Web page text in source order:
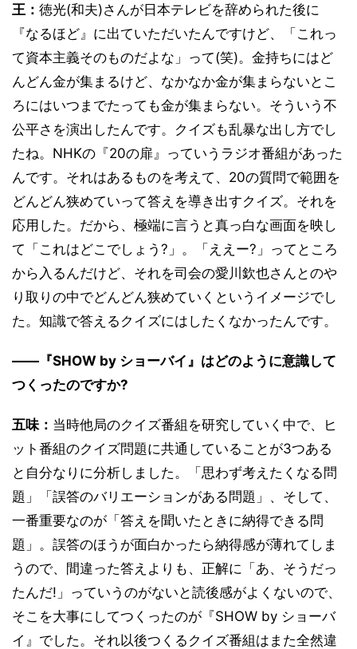
王： 徳光(和夫)さんが日本テレビを辞められた後に
『なるほど』に出ていただいたんですけど、「これっ
て資本主義そのものだよな」って(笑)。金持ちにはど
んどん金が集まるけど、なかなか金が集まらないとこ
ろにはいつまでたっても金が集まらない。そういう不
公平さを演出したんです。クイズも乱暴な出し方でし
たね。NHKの『20の扉』っていうラジオ番組があった
んです。それはあるものを考えて、20の質問で範囲を
どんどん狭めていって答えを導き出すクイズ。それを
応用した。だから、極端に言うと真っ白な画面を映し
て「これはどこでしょう?」。「ええー?」ってところ
から入るんだけど、それを司会の愛川欽也さんとのや
り取りの中でどんどん狭めていくというイメージでし
た。知識で答えるクイズにはしたくなかったんです。
――『SHOW by ショーバイ』はどのように意識して
つくったのですか?
五味： 当時他局のクイズ番組を研究していく中で、ヒ
ット番組のクイズ問題に共通していることが3つある
と自分なりに分析しました。「思わず考えたくなる問
題」「誤答のバリエーションがある問題」、そして、
一番重要なのが「答えを聞いたときに納得できる問
題」。誤答のほうが面白かったら納得感が薄れてしま
うので、間違った答えよりも、正解に「あ、そうだっ
たんだ!」っていうのがないと読後感がよくないので、
そこを大事にしてつくったのが『SHOW by ショーバ
イ』でした。それ以後つくるクイズ番組はまた全然違